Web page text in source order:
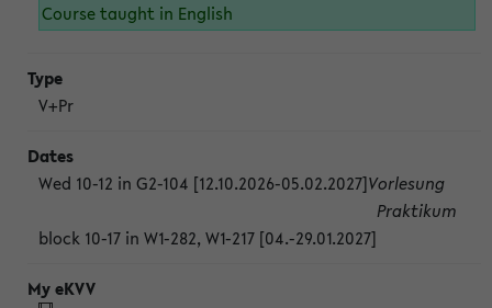
Course taught in English
V+Pr
Wed 10-12 in G2-104 [12.10.2026-05.02.2027]Vorlesung
block 10-17 in W1-282, W1-217 [04.-29.01.2027]
Praktikum